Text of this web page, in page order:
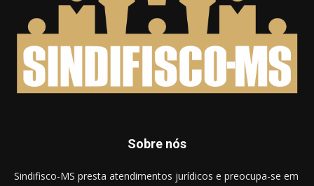
Sobre nós
Sindifisco-MS presta atendimentos jurídicos e preocupa-se em